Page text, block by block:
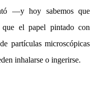
—y hoy sabemos que
que el papel pintado con
partículas microscópicas
inhalarse o ingerirse.